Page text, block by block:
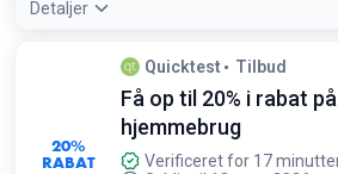
Detaljer
Tilbudsdetaljer:
Vælg 'Stort
højeste procentvise besparelse på et
Betingelser:
Rabatten er allerede fratrukket prisen
20%
RABAT
Quicktest Tilbud
Få op til 20% i rabat
hjemmebrug
Verificeret for 17